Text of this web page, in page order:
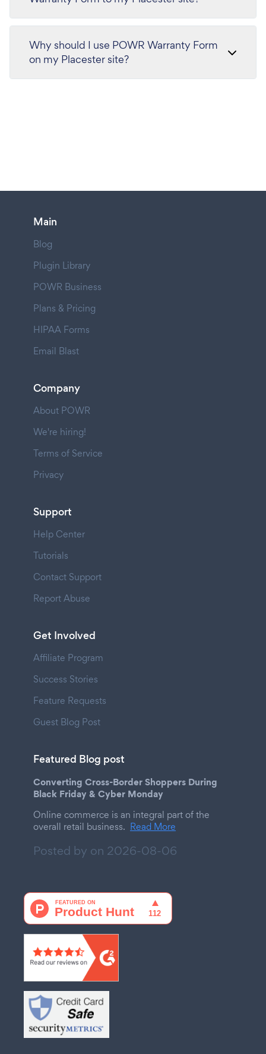
Why should I use POWR Warranty Form
on my Placester site?
Main
Blog
Plugin Library
POWR Business
Plans & Pricing
HIPAA Forms
Email Blast
Company
About POWR
We're hiring!
Terms of Service
Privacy
Support
Help Center
Tutorials
Contact Support
Report Abuse
Get Involved
Affiliate Program
Success Stories
Feature Requests
Guest Blog Post
Featured Blog post
Converting Cross-Border Shoppers During
Black Friday & Cyber Monday
Online commerce is an integral part of the
overall retail business. Read More
Posted by on 2026-08-06